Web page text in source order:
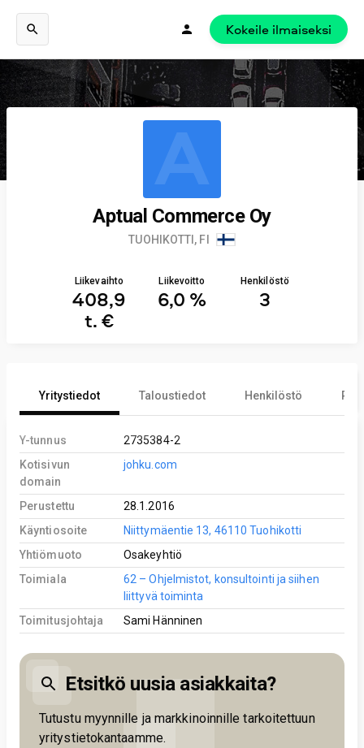
Kokeile ilmaiseksi
A
Aptual Commerce Oy
TUOHIKOTTI, FI
Liikevaihto
408,9
t. €
Liikevoitto
6,0 %
Henkilöstö
3
Yritystiedot Taloustiedot Henkilöstö
Y-tunnus
2735384-2
Kotisivun
domain
johku.com
Perustettu
28.1.2016
Käyntiosoite
Niittymäentie 13, 46110 Tuohikotti
Yhtiömuoto
Osakeyhtiö
Toimiala
62 – Ohjelmistot, konsultointi ja siihen
liittyvä toiminta
Toimitusjohtaja
Sami Hänninen
Etsitkö uusia asiakkaita?
Tutustu myynnille ja markkinoinnille tarkoitettuun
yritystietokantaamme.